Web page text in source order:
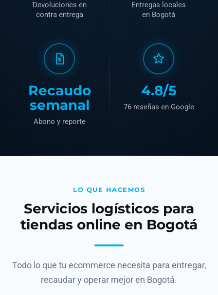
Devoluciones en
contra entrega
Entregas locales
en Bogotá
Recaudo
semanal
Abono y reporte
4.8/5
76 reseñas en Google
LO QUE HACEMOS
Servicios logísticos para
tiendas online en Bogotá
Todo lo que tu ecommerce necesita para entregar,
recaudar y operar mejor en Bogotá.